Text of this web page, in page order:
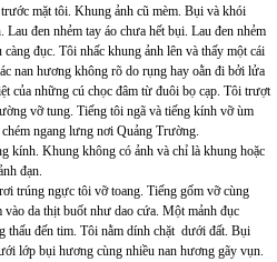
mặt tôi. Khung ảnh cũ mèm. Bụi và khói
đen nhẻm tay áo chưa hết bụi. Lau đen nhẻm
đục. Tôi nhấc khung ảnh lên và thấy một cái
nan hương không rõ do rụng hay oằn đi bởi lửa
của những cú chọc đâm từ đuôi bọ cạp. Tôi trượt
vỡ tung. Tiếng tôi ngã và tiếng kính vỡ ùm
ngang lưng nơi Quảng Trường.
kính. Khung không có ảnh và chỉ là khung hoặc
đạn.
trúng ngực tôi vỡ toang. Tiếng gốm vỡ cùng
da thịt buốt như dao cứa. Một mảnh đục
thấu đến tim. Tôi nằm dính chặt dưới đất. Bụi
lớp bụi hương cùng nhiều nan hương gãy vụn.